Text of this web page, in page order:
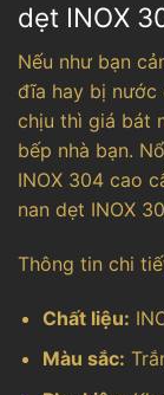
dẹt INOX
Nếu như bạn
đĩa hay bị nước
chịu thì giá bát
bếp nhà bạn.
INOX 304 cao
nan dẹt INOX
Thông tin chi
Chất liệu:
Màu sắc: